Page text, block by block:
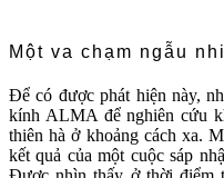
Một va chạm ngẫu
Để có được phát hiện này,
kính ALMA để nghiên cứu
thiên hà ở khoảng cách xa.
kết quả của một cuộc sáp